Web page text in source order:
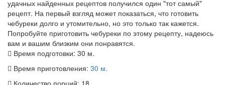
удачных найденных рецептов получился один "тот самый"
рецепт. На первый взгляд может показаться, что готовить
чебуреки долго и утомительно, но это только так кажется.
Попробуйте приготовить чебуреки по этому рецепту, надеюсь
вам и вашим близким они понравятся.
Время подготовки: 30 м.
Время приготовления: 30 м.
Количество порций: 18